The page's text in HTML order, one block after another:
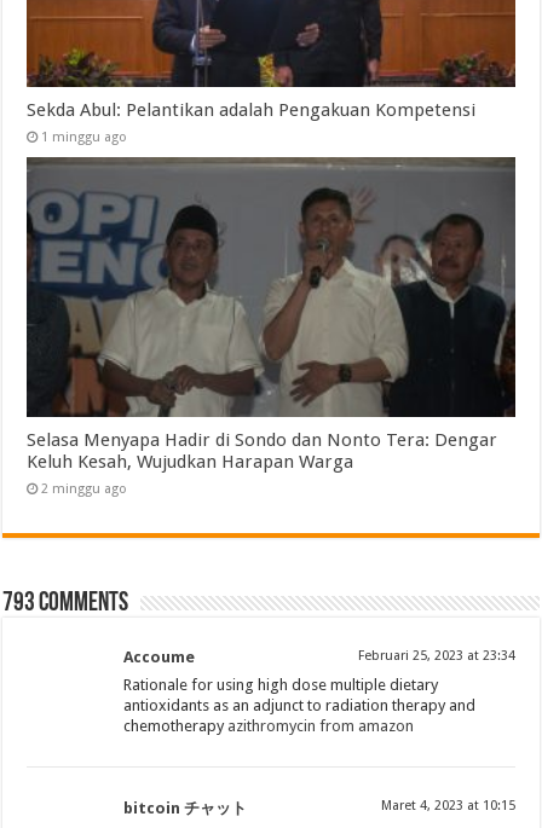
Sekda Abul: Pelantikan adalah Pengakuan Kompetensi
1 minggu ago
Selasa Menyapa Hadir di Sondo dan Nonto Tera: Dengar
Keluh Kesah, Wujudkan Harapan Warga
2 minggu ago
793 comments
Accoume Februari 25, 2023 at 23:34
Rationale for using high dose multiple dietary
antioxidants as an adjunct to radiation therapy and
chemotherapy azithromycin from amazon
bitcoin チャット Maret 4, 2023 at 10:15